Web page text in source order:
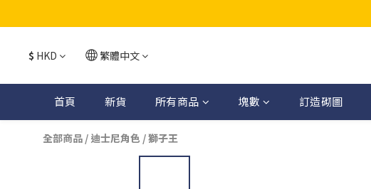
$ HKD 繁體中文
首頁 新貨 所有商品 塊數 訂造砌圖
全部商品 / 迪士尼角色 /獅子王